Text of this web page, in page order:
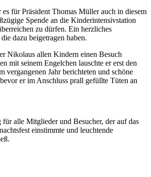
für Präsident Thomas Müller auch in diesem
Spende an die Kinderintensivstation
zu dürfen. Ein herzliches
dazu beigetragen haben.
Nikolaus allen Kindern einen Besuch
mit seinem Engelchen lauschte er erst den
vergangenen Jahr berichteten und schöne
er im Anschluss prall gefüllte Tüten an
alle Mitglieder und Besucher, der auf das
einstimmte und leuchtende